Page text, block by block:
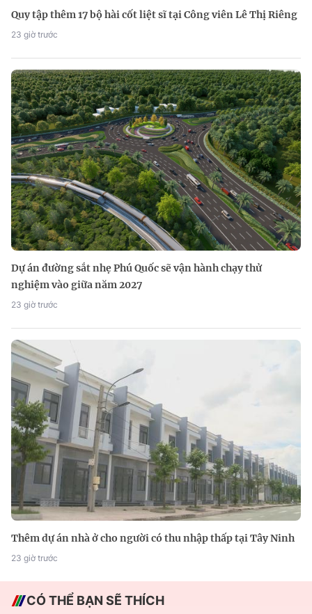
Quy tập thêm 17 bộ hài cốt liệt sĩ tại Công viên Lê Thị Riêng
23 giờ trước
Dự án đường sắt nhẹ Phú Quốc sẽ vận hành chạy thử
nghiệm vào giữa năm 2027
23 giờ trước
Thêm dự án nhà ở cho người có thu nhập thấp tại Tây Ninh
23 giờ trước
CÓ THỂ BẠN SẼ THÍCH